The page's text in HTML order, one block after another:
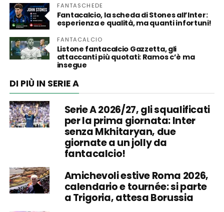
FANTASCHEDE
Fantacalcio, la scheda di Stones all’Inter:
esperienza e qualità, ma quanti infortuni!
FANTACALCIO
Listone fantacalcio Gazzetta, gli
attaccanti più quotati: Ramos c’è ma
insegue
DI PIÙ IN SERIE A
Serie A 2026/27, gli squalificati
per la prima giornata: Inter
senza Mkhitaryan, due
giornate a un jolly da
fantacalcio!
Amichevoli estive Roma 2026,
calendario e tournée: si parte
a Trigoria, attesa Borussia